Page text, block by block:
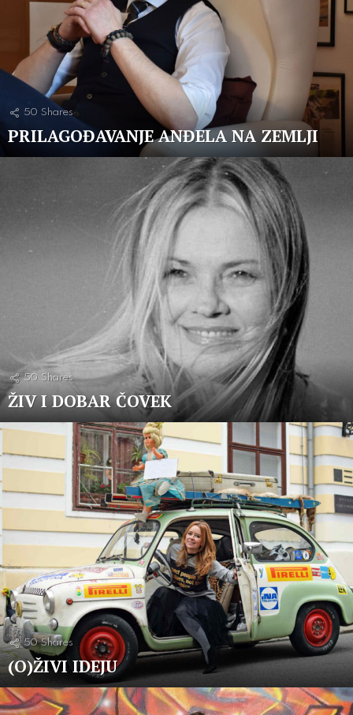
50 Shares
PRILAGOĐAVANJE ANĐELA NA ZEMLJI
50 Shares
ŽIV I DOBAR ČOVEK
50 Shares
(O)ŽIVI IDEJU